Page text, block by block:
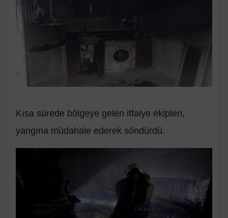
Kısa sürede bölgeye gelen itfaiye ekipleri,
yangına müdahale ederek söndürdü.